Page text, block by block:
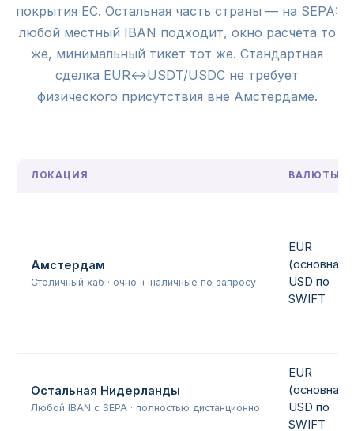
покрытия ЕС. Остальная часть страны — на SEPA:
любой местный IBAN подходит, окно расчёта то
же, минимальный тикет тот же. Стандартная
сделка EUR↔USDT/USDC не требует
физического присутствия вне Амстердаме.
ЛОКАЦИЯ ВАЛЮТЫ
Амстердам
Столичный хаб · очно + наличные по запросу
EUR
(основная),
USD по
SWIFT
Остальная Нидерланды
Любой IBAN с SEPA · полностью дистанционно
EUR
(основная),
USD по
SWIFT